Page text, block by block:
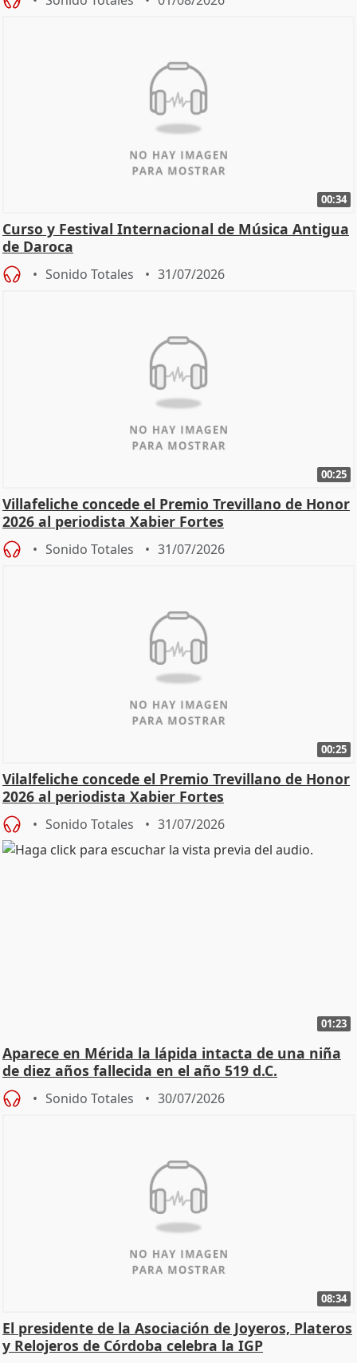
00:34
Curso y Festival Internacional de Música Antigua
de Daroca
Sonido Totales 31/07/2026
00:25
Villafeliche concede el Premio Trevillano de Honor
2026 al periodista Xabier Fortes
Sonido Totales 31/07/2026
00:25
Vilalfeliche concede el Premio Trevillano de Honor
2026 al periodista Xabier Fortes
Sonido Totales 31/07/2026
01:23
Aparece en Mérida la lápida intacta de una niña
de diez años fallecida en el año 519 d.C.
Sonido Totales 30/07/2026
08:34
El presidente de la Asociación de Joyeros, Plateros
y Relojeros de Córdoba celebra la IGP